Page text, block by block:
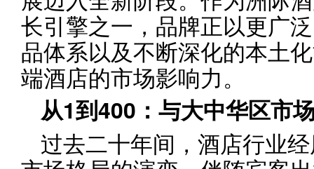
长引擎之一，品牌正以更广
品体系以及不断深化的本土
端酒店的市场影响力。
从1到400 ： 与大中华区市
过去二十年间，酒店行业